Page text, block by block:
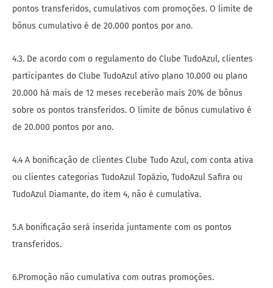
pontos transferidos, cumulativos com promoções. O limite de
bônus cumulativo é de 20.000 pontos por ano.
4.3. De acordo com o regulamento do Clube TudoAzul, clientes
participantes do Clube TudoAzul ativo plano 10.000 ou plano
20.000 há mais de 12 meses receberão mais 20% de bônus
sobre os pontos transferidos. O limite de bônus cumulativo é
de 20.000 pontos por ano.
4.4 A bonificação de clientes Clube Tudo Azul, com conta ativa
ou clientes categorias TudoAzul Topázio, TudoAzul Safira ou
TudoAzul Diamante, do item 4, não é cumulativa.
5.A bonificação será inserida juntamente com os pontos
transferidos.
6.Promoção não cumulativa com outras promoções.